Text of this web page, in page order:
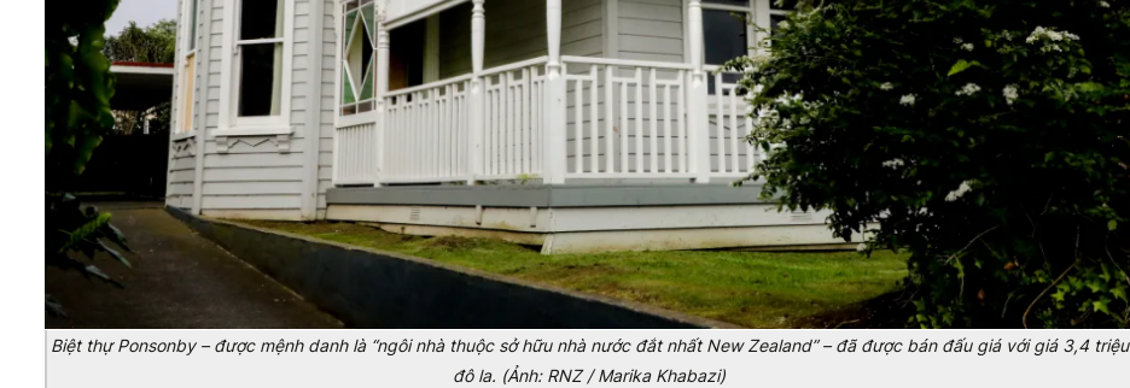
Biệt thự Ponsonby – được mệnh danh là “ngôi nhà thuộc sở hữu nhà nước đắt nhất New Zealand” – đã được bán đấu giá với giá 3,4 triệu
đô la. (Ảnh: RNZ / Marika Khabazi)